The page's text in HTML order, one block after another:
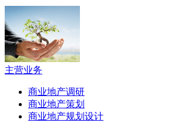
主营业务
商业地产调研
商业地产策划
商业地产规划设计